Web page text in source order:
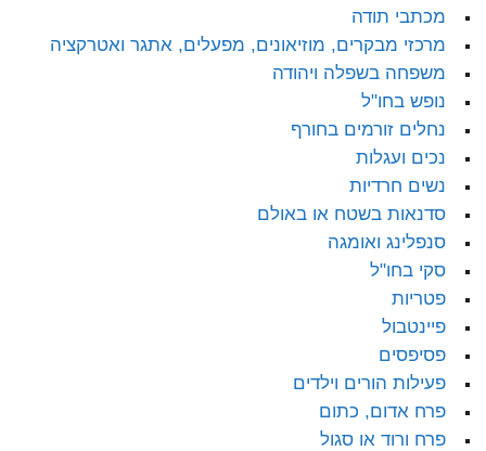
מכתבי תודה
מרכזי מבקרים, מוזיאונים, מפעלים, אתגר ואטרקציה
משפחה בשפלה ויהודה
נופש בחו"ל
נחלים זורמים בחורף
נכים ועגלות
נשים חרדיות
סדנאות בשטח או באולם
סנפלינג ואומגה
סקי בחו"ל
פטריות
פיינטבול
פסיפסים
פעילות הורים וילדים
פרח אדום, כתום
פרח ורוד או סגול